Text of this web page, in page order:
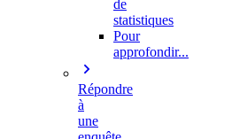
de
statistiques
Pour
approfondir...
Répondre
à
une